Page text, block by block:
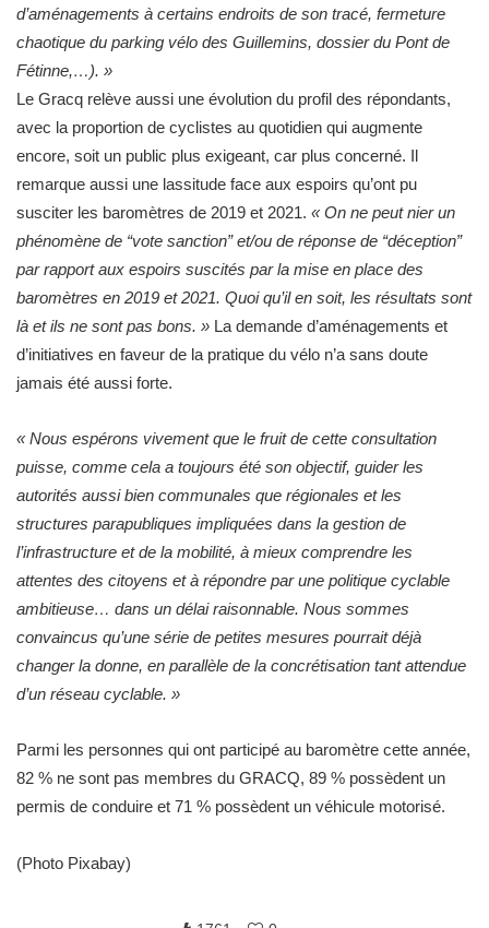
d’aménagements à certains endroits de son tracé, fermeture
chaotique du parking vélo des Guillemins, dossier du Pont de
Fétinne,…). »
Le Gracq relève aussi une évolution du profil des répondants,
avec la proportion de cyclistes au quotidien qui augmente
encore, soit un public plus exigeant, car plus concerné. Il
remarque aussi une lassitude face aux espoirs qu’ont pu
susciter les baromètres de 2019 et 2021. « On ne peut nier un
phénomène de “vote sanction” et/ou de réponse de “déception”
par rapport aux espoirs suscités par la mise en place des
baromètres en 2019 et 2021. Quoi qu’il en soit, les résultats sont
là et ils ne sont pas bons. » La demande d’aménagements et
d’initiatives en faveur de la pratique du vélo n’a sans doute
jamais été aussi forte.
« Nous espérons vivement que le fruit de cette consultation
puisse, comme cela a toujours été son objectif, guider les
autorités aussi bien communales que régionales et les
structures parapubliques impliquées dans la gestion de
l’infrastructure et de la mobilité, à mieux comprendre les
attentes des citoyens et à répondre par une politique cyclable
ambitieuse… dans un délai raisonnable. Nous sommes
convaincus qu’une série de petites mesures pourrait déjà
changer la donne, en parallèle de la concrétisation tant attendue
d’un réseau cyclable. »
Parmi les personnes qui ont participé au baromètre cette année,
82 % ne sont pas membres du GRACQ, 89 % possèdent un
permis de conduire et 71 % possèdent un véhicule motorisé.
(Photo Pixabay)